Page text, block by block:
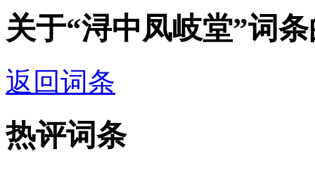
关于“浔中凤岐堂”词
返回词条
热评词条